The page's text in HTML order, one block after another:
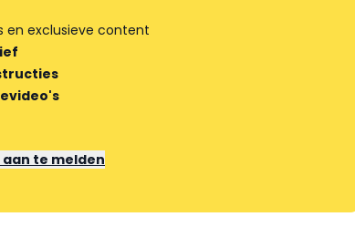
en exclusieve content
aan te melden